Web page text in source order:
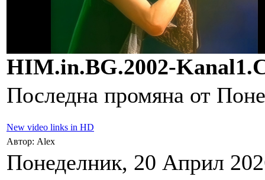
HIM.in.BG.2002-
Последна промяна от
New video links in HD
Автор: Alex
Понеделник, 20 Април